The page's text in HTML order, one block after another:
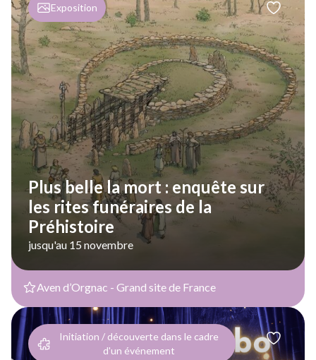
Plus belle la mort : enquête sur
les rites funéraires de la
Préhistoire
jusqu'au 15 novembre
Exposition
Aven d’Orgnac - Grand site de France
Initiation / découverte dans le cadre
d'un événement